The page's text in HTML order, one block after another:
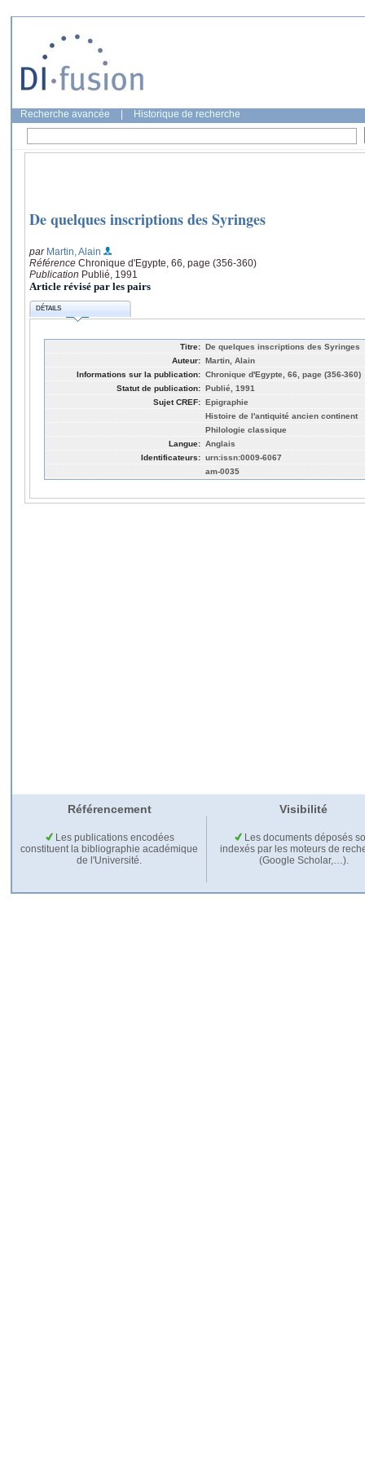
Recherche avancée Historique de recherche
De quelques inscriptions des Syringes
par Martin, Alain
Référence Chronique d'Egypte, 66, page (356-360)
Publication Publié, 1991
Article révisé par les pairs
DÉTAILS
Titre: De quelques inscriptions des Syringes
Auteur: Martin, Alain
Informations sur la publication: Chronique d'Egypte, 66, page (356-360)
Statut de publication: Publié, 1991
Sujet CREF: Epigraphie
Histoire de l'antiquité ancien continent
Philologie classique
Langue: Anglais
Identificateurs: urn:issn:0009-6067
am-0035
Référencement Visibilité
Les publications encodées
constituent la bibliographie académique
de l'Université.
Les documents déposés
indexés par les moteurs de
(Google Scholar,…).